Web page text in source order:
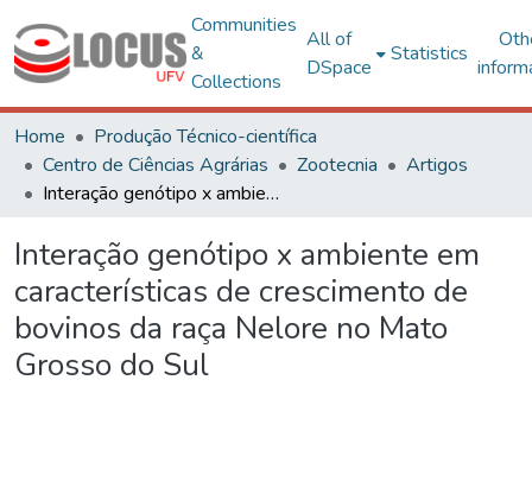
Communities
&
Collections
All of
DSpace
Statistics
Home
Produção Técnico-científica
Centro de Ciências Agrárias
Zootecnia
Artigos
Interação genótipo x ambiente em características de crescimento de bovinos da raça Nelore no Mato Grosso do Sul
Interação genótipo x ambiente em
características de crescimento de
bovinos da raça Nelore no Mato
Grosso do Sul